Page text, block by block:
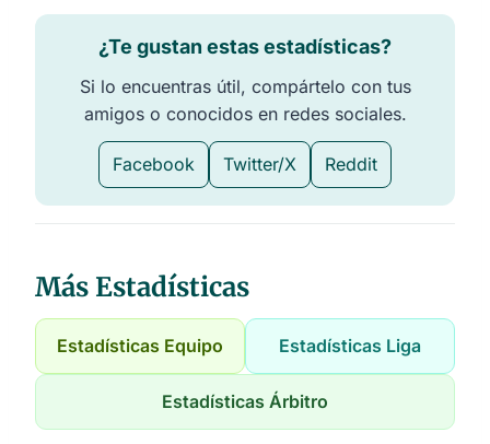
¿Te gustan estas estadísticas?
Si lo encuentras útil, compártelo con tus
amigos o conocidos en redes sociales.
Facebook Twitter/X Reddit
Más Estadísticas
Estadísticas Equipo Estadísticas Liga
Estadísticas Árbitro